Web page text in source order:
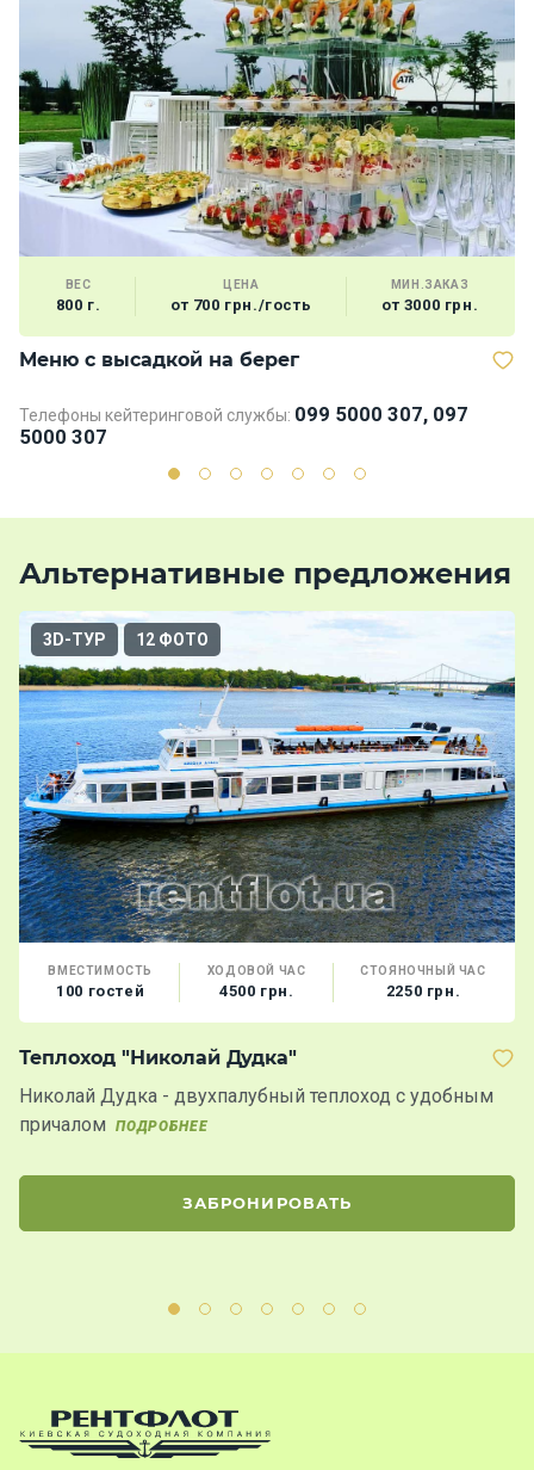
ВЕС
800 г.
ЦЕНА
от 700 грн./гость
МИН.ЗАКАЗ
от 3000 грн.
Меню с высадкой на берег
Телефоны кейтеринговой службы: 099 5000 307, 097
5000 307
Альтернативные предложения
3D-ТУР 12 ФОТО
ВМЕСТИМОСТЬ
100 гостей
ХОДОВОЙ ЧАС
4500 грн.
СТОЯНОЧНЫЙ ЧАС
2250 грн.
Теплоход "Николай Дудка"
Николай Дудка - двухпалубный теплоход с удобным
причалом
ПОДРОБНЕЕ
ЗАБРОНИРОВАТЬ